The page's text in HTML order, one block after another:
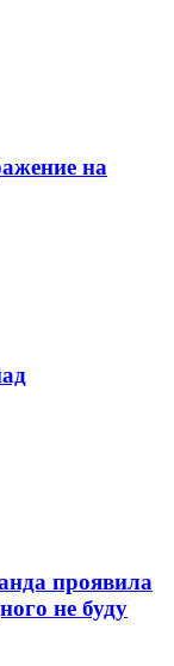
на
проявила
не буду